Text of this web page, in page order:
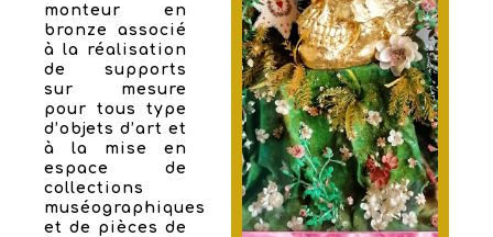
monteur en
bronze associé
à la réalisation
de supports
sur mesure
pour tous type
d’objets d’art et
à la mise en
espace de
collections
muséographiques
et de pièces de